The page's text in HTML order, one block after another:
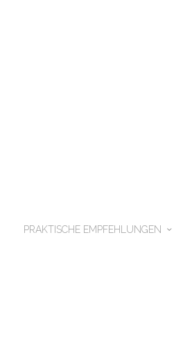
PRAKTISCHE EMPFEHLUNGEN